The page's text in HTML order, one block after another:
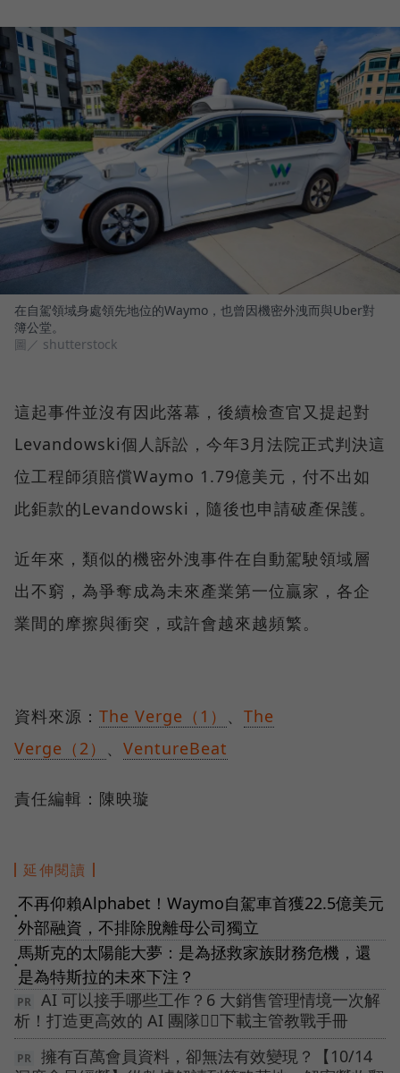
在自駕領域身處領先地位的Waymo，也曾因機密外洩而與Uber對
簿公堂。
圖／ shutterstock
這起事件並沒有因此落幕，後續檢查官又提起對
Levandowski個人訴訟，今年3月法院正式判決這
位工程師須賠償Waymo 1.79億美元，付不出如
此鉅款的Levandowski，隨後也申請破產保護。
近年來，類似的機密外洩事件在自動駕駛領域層
出不窮，為爭奪成為未來產業第一位贏家，各企
業間的摩擦與衝突，或許會越來越頻繁。
資料來源： The Verge（1）
The
Verge（2）
VentureBeat
責任編輯：陳映璇
延伸閱讀
●
不再仰賴Alphabet！Waymo自駕車首獲22.5億美元
外部融資，不排除脫離母公司獨立
●
馬斯克的太陽能大夢：是為拯救家族財務危機，還
是為特斯拉的未來下注？
AI 可以接手哪些工作？6 大銷售管理情境一次解
析！打造更高效的 AI 團隊👉🏻下載主管教戰手冊
擁有百萬會員資料，卻無法有效變現？【10/14